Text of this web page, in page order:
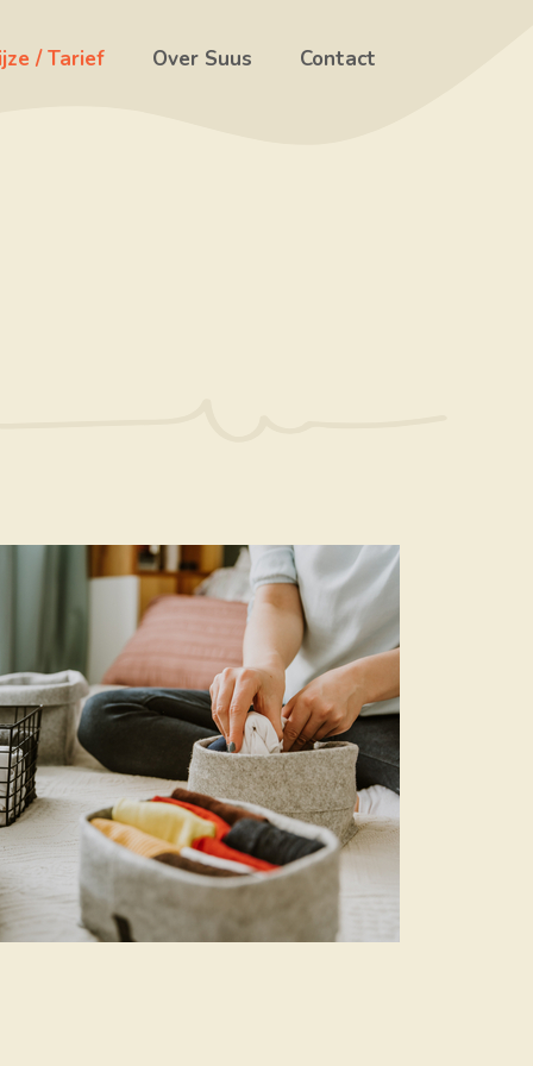
/ Tarief Over Suus Contact